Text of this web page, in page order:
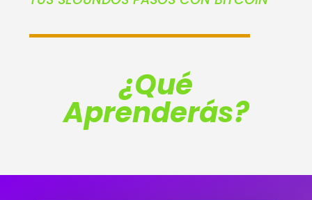
¿Qué
Aprenderás?